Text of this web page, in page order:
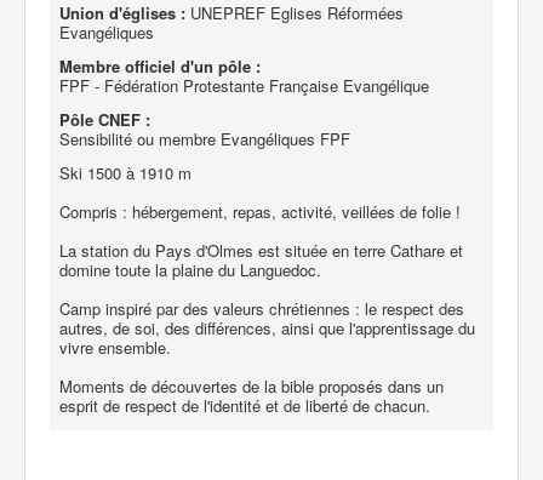
Union d'églises : UNEPREF Eglises Réformées
Evangéliques
Membre officiel d'un pôle :
FPF - Fédération Protestante Française Evangélique
Pôle CNEF :
Sensibilité ou membre Evangéliques FPF
Ski 1500 à 1910 m
Compris : hébergement, repas, activité, veillées de folie !
La station du Pays d'Olmes est située en terre Cathare et
domine toute la plaine du Languedoc.
Camp inspiré par des valeurs chrétiennes : le respect des
autres, de soi, des différences, ainsi que l'apprentissage du
vivre ensemble.
Moments de découvertes de la bible proposés dans un
esprit de respect de l'identité et de liberté de chacun.